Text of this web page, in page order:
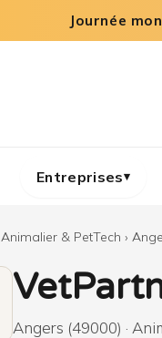
Journée
Entreprises▾
Animalier & PetTech ›
Angers (49000) ·